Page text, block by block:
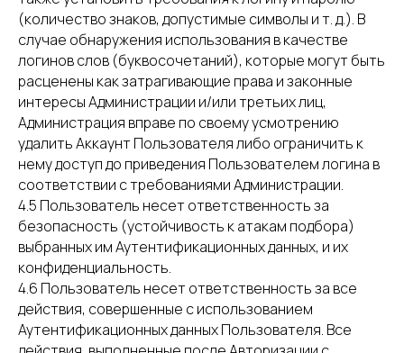
(количество знаков, допустимые символы и т. д.). В
случае обнаружения использования в качестве
логинов слов (буквосочетаний), которые могут быть
расценены как затрагивающие права и законные
интересы Администрации и/или третьих лиц,
Администрация вправе по своему усмотрению
удалить Аккаунт Пользователя либо ограничить к
нему доступ до приведения Пользователем логина в
соответствии с требованиями Администрации.
4.5 Пользователь несет ответственность за
безопасность (устойчивость к атакам подбора)
выбранных им Аутентификационных данных, и их
конфиденциальность.
4.6 Пользователь несет ответственность за все
действия, совершенные с использованием
Аутентификационных данных Пользователя. Все